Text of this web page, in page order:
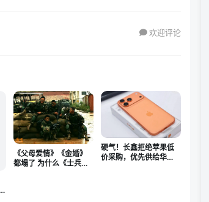
欢迎评论
《父母爱情》《金婚》
都塌了 为什么《士兵突
硬气！长鑫拒绝苹果低
价采购，优先供给华